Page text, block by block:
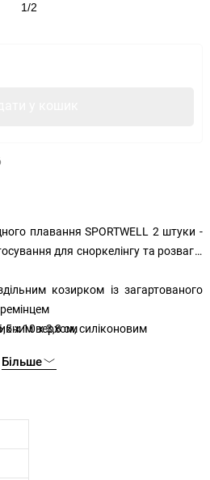
1/2
плавання SPORTWELL 2 штуки -
для сноркелінгу та розваг у
козирком із загартованого
верхом, силіконовим
х 10 х 3,8 см
Більше